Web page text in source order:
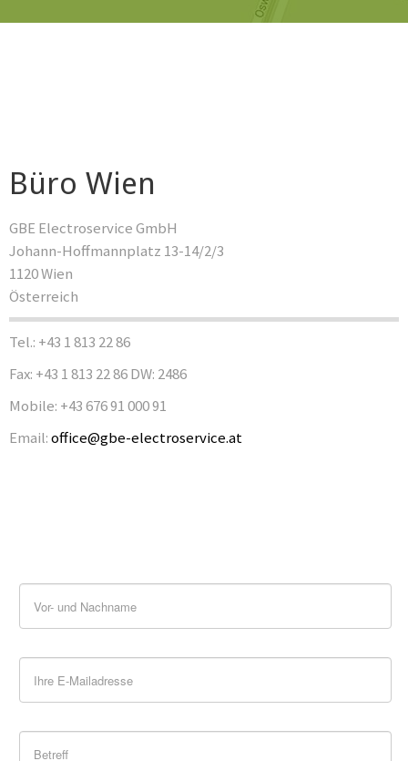
Büro Wien
GBE Electroservice GmbH
Johann-Hoffmannplatz 13-14/2/3
1120 Wien
Österreich
Tel.: +43 1 813 22 86
Fax: +43 1 813 22 86 DW: 2486
Mobile: +43 676 91 000 91
Email:office@gbe-electroservice.at